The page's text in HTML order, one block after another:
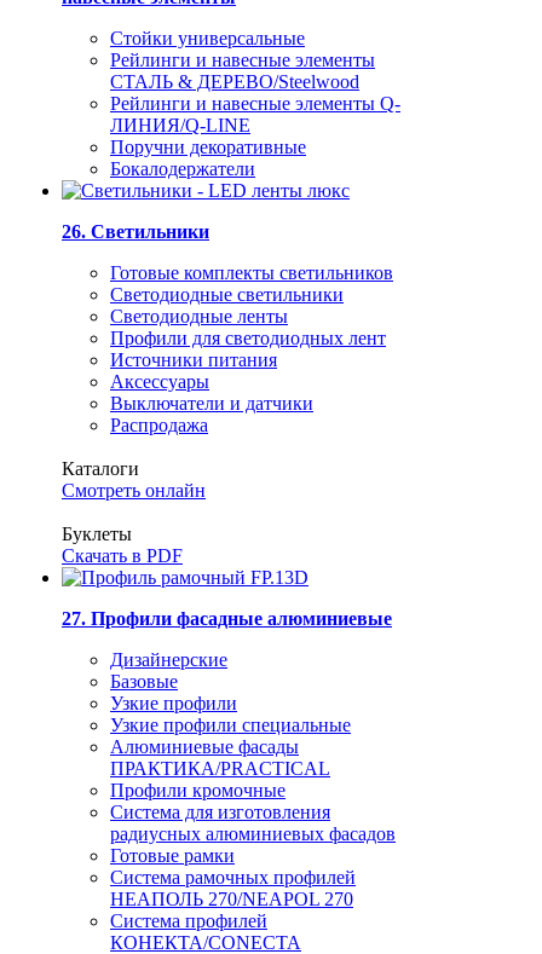
Стойки универсальные
Рейлинги и навесные элементы
СТАЛЬ & ДЕРЕВО/Steelwood
Рейлинги и навесные элементы Q-
ЛИНИЯ/Q-LINE
Поручни декоративные
Бокалодержатели
26. Светильники
Готовые комплекты светильников
Светодиодные светильники
Светодиодные ленты
Профили для светодиодных лент
Источники питания
Аксессуары
Выключатели и датчики
Распродажа
Каталоги
Смотреть онлайн
Буклеты
Скачать в PDF
27. Профили фасадные алюминиевые
Дизайнерские
Базовые
Узкие профили
Узкие профили специальные
Алюминиевые фасады
ПРАКТИКА/PRACTICAL
Профили кромочные
Система для изготовления
радиусных алюминиевых фасадов
Готовые рамки
Система рамочных профилей
НЕАПОЛЬ 270/NEAPOL 270
Система профилей
КОНЕКТА/CONECTA